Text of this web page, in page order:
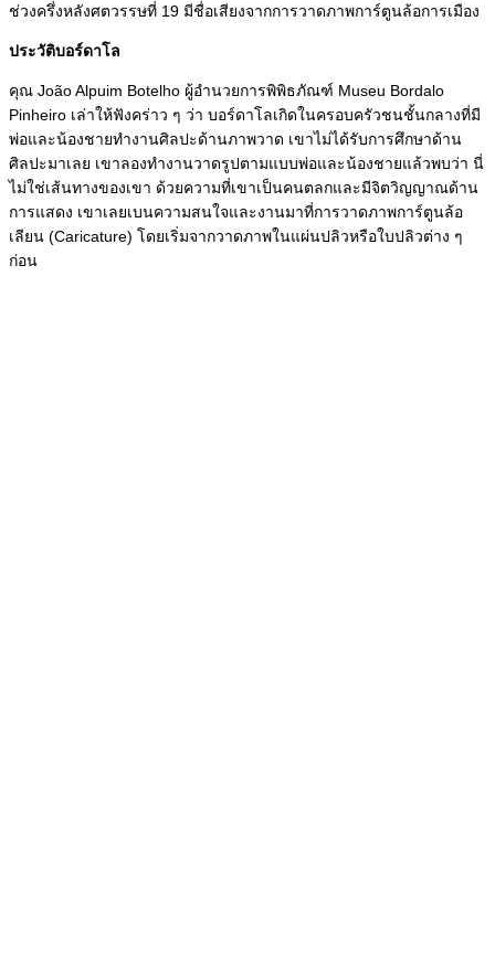
ช่วงครึ่งหลังศตวรรษที่ 19 มีชื่อเสียงจากการวาดภาพการ์ตูนล้อการเมือง
ประวัติบอร์ดาโล
คุณ João Alpuim Botelho ผู้อำนวยการพิพิธภัณฑ์ Museu Bordalo
Pinheiro เล่าให้ฟังคร่าว ๆ ว่า บอร์ดาโลเกิดในครอบครัวชนชั้นกลางที่มี
พ่อและน้องชายทำงานศิลปะด้านภาพวาด เขาไม่ได้รับการศึกษาด้าน
ศิลปะมาเลย เขาลองทำงานวาดรูปตามแบบพ่อและน้องชายแล้วพบว่า นี่
ไม่ใช่เส้นทางของเขา ด้วยความที่เขาเป็นคนตลกและมีจิตวิญญาณด้าน
การแสดง เขาเลยเบนความสนใจและงานมาที่การวาดภาพการ์ตูนล้อ
เลียน (Caricature) โดยเริ่มจากวาดภาพในแผ่นปลิวหรือใบปลิวต่าง ๆ
ก่อน